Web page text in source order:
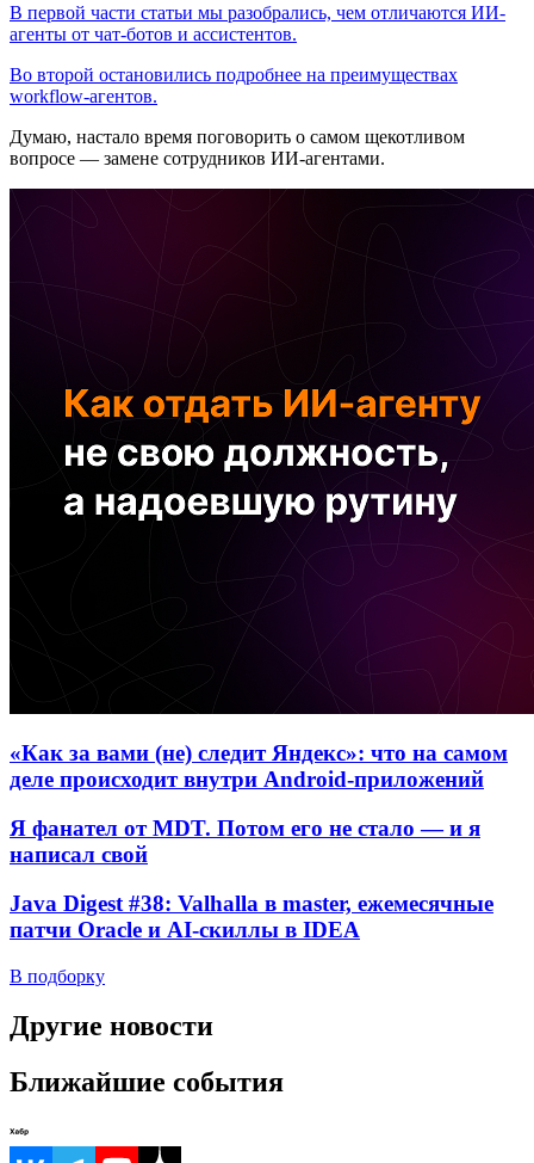
В первой части статьи мы разобрались, чем отличаются ИИ-
агенты от чат-ботов и ассистентов.
Во второй остановились подробнее на преимуществах
workflow-агентов.
Думаю, настало время поговорить о самом щекотливом
вопросе — замене сотрудников ИИ-агентами.
«Как за вами (не) следит Яндекс»: что на самом
деле происходит внутри Android-приложений
Я фанател от MDT. Потом его не стало — и я
написал свой
Java Digest #38: Valhalla в master, ежемесячные
патчи Oracle и AI-скиллы в IDEA
В подборку
Другие новости
Ближайшие события